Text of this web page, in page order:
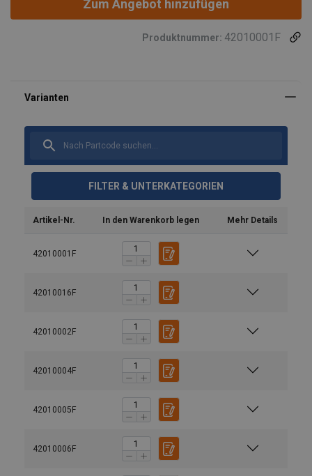
Zum Angebot hinzufügen
Produktnummer: 42010001F
FILTER & UNTERKATEGORIEN
Artikel-Nr. In den Warenkorb legen Mehr Details
42010001F
42010016F
42010002F
42010004F
42010005F
42010006F
Kennzeichnung:
Temperaturbereich: